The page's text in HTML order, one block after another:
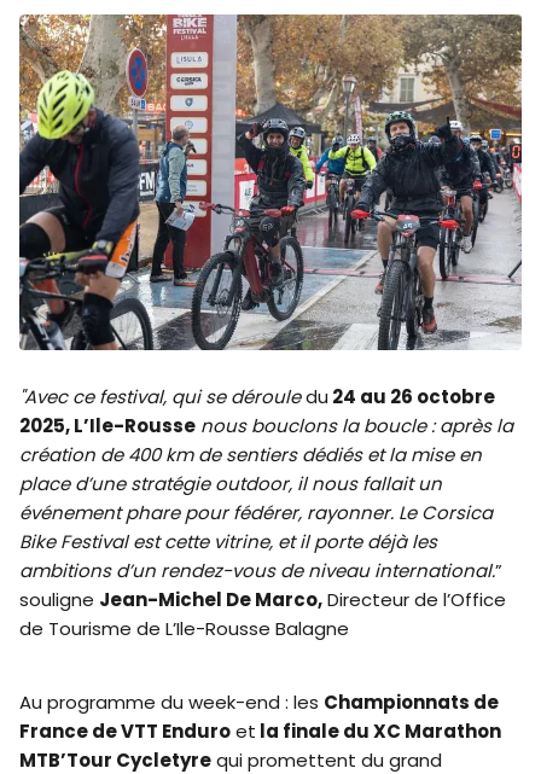
"Avec ce festival, qui se dérouledu 24 au 26 octobre
2025, L’Ile-Rousse nous bouclons la boucle : après la
création de 400 km de sentiers dédiés et la mise en
place d’une stratégie outdoor, il nous fallait un
événement phare pour fédérer, rayonner. Le Corsica
Bike Festival est cette vitrine, et il porte déjà les
ambitions d’un rendez-vous de niveau international.”
souligne Jean-Michel De Marco,Directeur de l’Office
de Tourisme de L’Ile-Rousse Balagne
Au programme du week-end : les Championnats de
France de VTT Enduroet la finale du XC Marathon
MTB’Tour Cycletyrequi promettent du grand